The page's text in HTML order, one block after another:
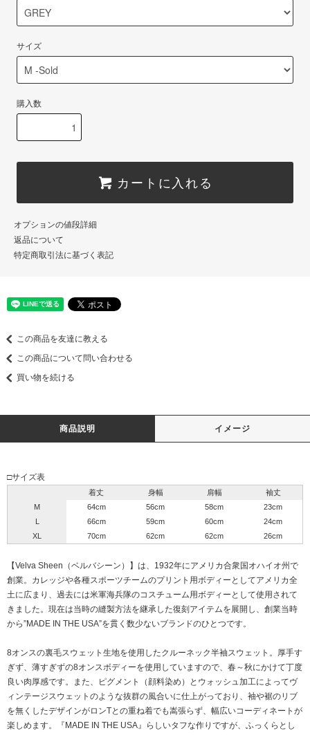
サイズ
購入数
カートに入れる
オプションの値段詳細
返品について
特定商取引法に基づく表記
この商品を友達に教える
この商品について問い合わせる
買い物を続ける
商品説明 イメージ
□サイズ表
着丈 身幅 肩幅
袖丈
M
64cm 56cm 58cm
23cm
L
66cm 59cm 60cm
24cm
XL
70cm 62cm 62cm 26cm
【Velva Sheen（ベルバシーン）】は、1932年にアメリカ合衆国オハイオ州で
創業。カレッジや各種スポーツチームのプリント用ボディーとしてアメリカ全
土に広まり、過去には米軍海兵隊のコスチューム用ボディーとして使用されて
きました。現在は当時の縫製方法を継承した復刻アイテムを展開し、創業当時
から”MADE IN THE USA”を貫く数少ないブランドのひとつです。
8オンスの裏毛スウェット生地を使用したクルーネック半袖スウェット。厚手す
ぎず、薄すぎずの8オンスボディーを使用していますので、春～秋にかけて丁度
良い肉厚感です。また、ピグメント（顔料染め）とウォッシュ加工によってヴ
ィンテージスウェットのような抜群の風合いに仕上がっており、袖や裾のリブ
を無くしたデザインがロンTとの重ね着でも嵩張らず、幅広いコーディネートが
楽しめます。『MADE IN THE USA』らしいタフな作りですが、ふっくらとし